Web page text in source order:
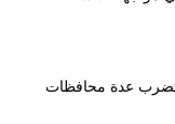
تضرب عدة محافظات